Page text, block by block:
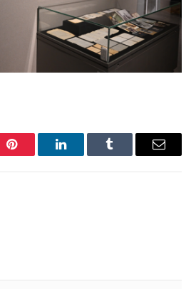
Pinterest LinkedInTumblr Имэйл